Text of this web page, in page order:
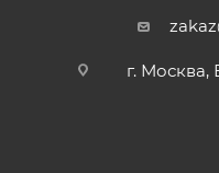
г. Москва,